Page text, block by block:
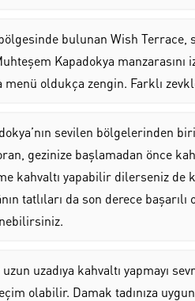
bulunan Wish Terrace,
Kapadokya
menü oldukça zengin. Farklı
sevilen bölgelerinden
gezinize başlamadan önce
kahvaltı yapabilir dilerseniz de
tatlıları da son derece
uzadıya kahvaltı yapmayı
olabilir. Damak tadınıza